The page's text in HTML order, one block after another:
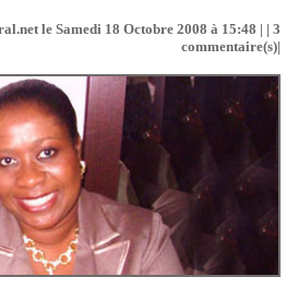
le Samedi 18 Octobre 2008 à 15:48 | | 3
commentaire(s)|